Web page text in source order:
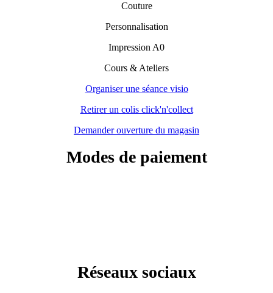
Couture
Personnalisation
Impression A0
Cours & Ateliers
Organiser une séance visio
Retirer un colis click'n'collect
Demander ouverture du magasin
Modes de paiement
Réseaux sociaux